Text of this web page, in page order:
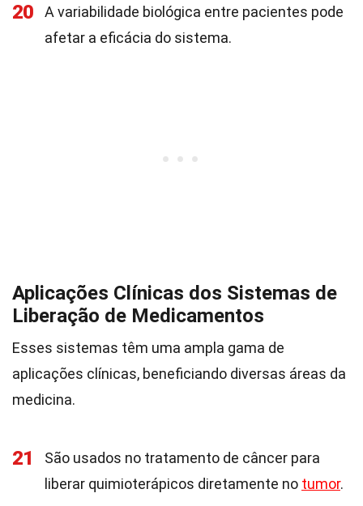
20
A variabilidade biológica entre pacientes pode
afetar a eficácia do sistema.
Aplicações Clínicas dos Sistemas de
Liberação de Medicamentos
Esses sistemas têm uma ampla gama de
aplicações clínicas, beneficiando diversas áreas da
medicina.
21
São usados no tratamento de câncer para
liberar quimioterápicos diretamente no tumor.